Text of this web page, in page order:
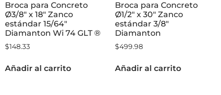
Broca para Concreto
Ø3/8″ x 18″ Zanco
estándar 15/64″
Diamanton Wi 74 GLT ®
$148.33
Añadir al carrito
Broca para Concreto
Ø1/2″ x 30″ Zanco
estándar 3/8″
Diamanton
$499.98
Añadir al carrito